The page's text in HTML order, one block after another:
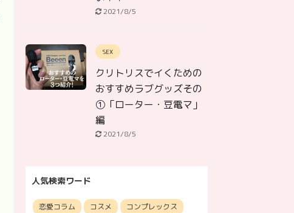
2021/8/5
SEX
クリトリスでイくための
おすすめラブグッズその
①「ローター・豆電マ」
編
2021/8/5
人気検索ワード
恋愛コラム コスメ
コンプレックス